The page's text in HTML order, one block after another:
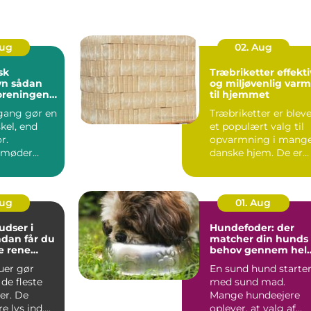
gør en
end
02. Aug
Træbriketter effektiv
og miljøvenlig
til hjemmet
Træbriketter er
et populært valg til
opvarmning i
danske hjem. De er
i
rene
gør
fleste
De
lys ind,
01. Aug
Hundefoder: der
matcher din hunds
behov gennem
En sund hund starter
med sund mad.
Mange hundeejere
oplever, at valg af